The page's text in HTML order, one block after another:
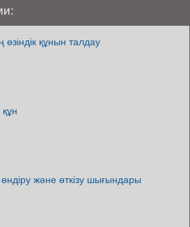
өзіндік құнын талдау
құн
және өткізу шығындары